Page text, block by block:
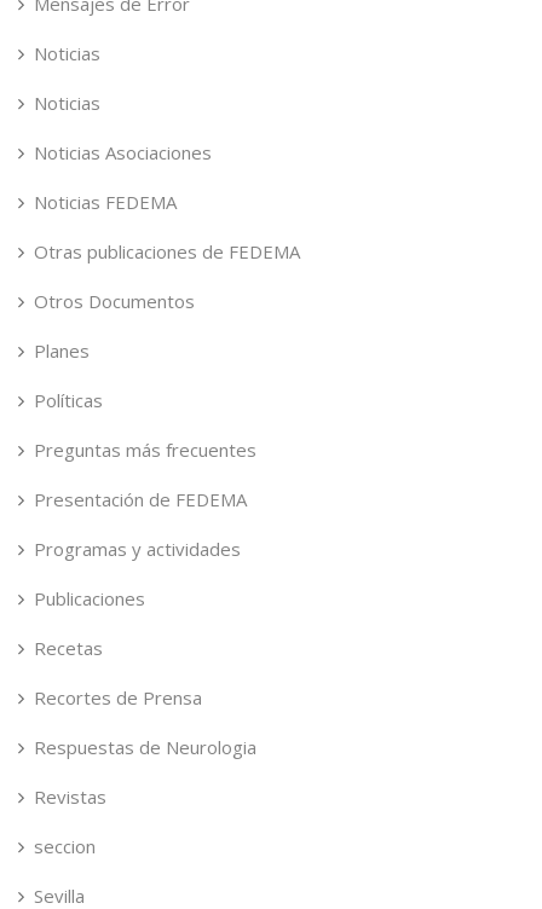
Noticias
Noticias
Noticias Asociaciones
Noticias FEDEMA
Otras publicaciones de FEDEMA
Otros Documentos
Planes
Políticas
Preguntas más frecuentes
Presentación de FEDEMA
Programas y actividades
Publicaciones
Recetas
Recortes de Prensa
Respuestas de Neurologia
Revistas
seccion
Sevilla